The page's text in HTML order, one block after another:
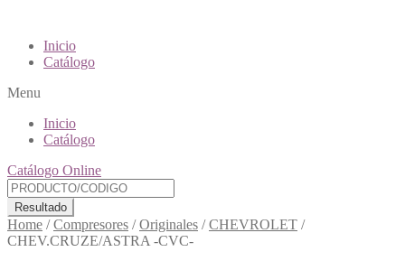
Inicio
Catálogo
Menu
Inicio
Catálogo
Catálogo Online
Resultado
Home /Compresores /Originales /CHEVROLET /
CHEV.CRUZE/ASTRA -CVC-